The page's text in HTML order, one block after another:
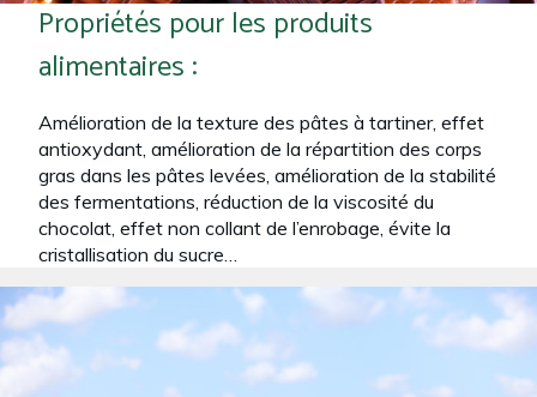
Propriétés pour les produits
alimentaires :
Amélioration de la texture des pâtes à tartiner, effet
antioxydant, amélioration de la répartition des corps
gras dans les pâtes levées, amélioration de la stabilité
des fermentations, réduction de la viscosité du
chocolat, effet non collant de l’enrobage, évite la
cristallisation du sucre…